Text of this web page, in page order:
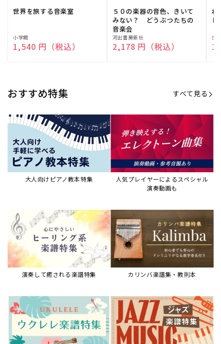
世界を旅する音楽室
販
売
小学館
通常価格
1,540 円（税込）
５０の楽器の音色、きいて
みない？ どうぶつたちの
音楽会
販
売
河出書房新社
通常価格
2,178 円（税込）
ね
販
売
ひ
おすすめ特集 すべて見る
大人向けピアノ教本特集
人気プレイヤーによるスペシャル
演奏動画も
演奏して癒される楽譜特集 カリンバ楽譜集・教則本